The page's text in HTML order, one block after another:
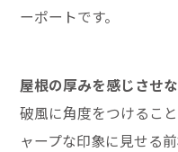
ーポートです。
屋根の厚みを感じさせ
破風に角度をつけるこ
ャープな印象に見せる前